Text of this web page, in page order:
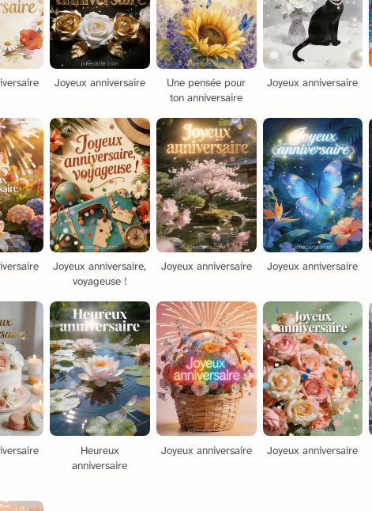
Joyeux anniversaire
Une pensée pour
ton anniversaire
Joyeux anniversaire
Joyeux anniversaire,
voyageuse !
Joyeux anniversaire Joyeux anniversaire
Heureux
anniversaire
Joyeux anniversaire Joyeux anniversaire